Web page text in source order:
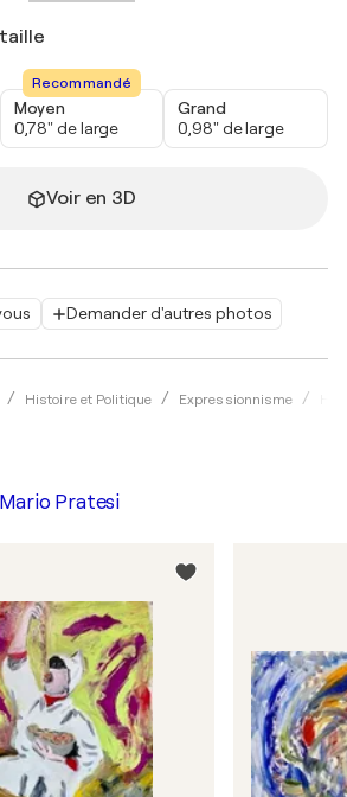
Demander d'autres photos
Histoire et Politique Expressionnisme
Recommandé
Moyen
0,78" de large
Grand
0,98" de large
Voir en 3D
Mario Pratesi